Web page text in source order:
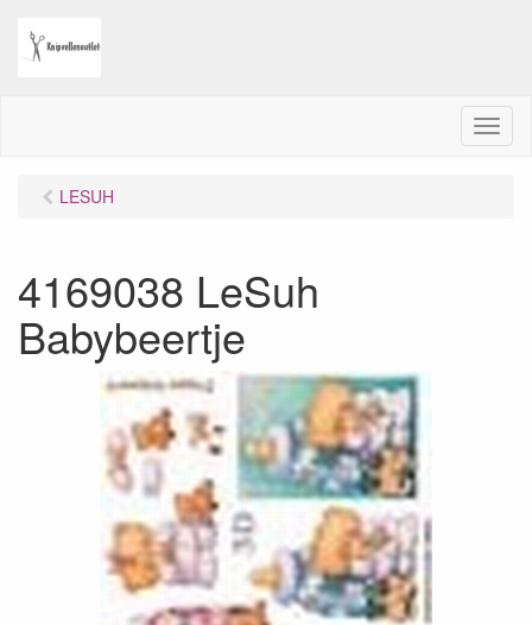
M
e
LESUH
4169038 LeSuh
Babybeertje